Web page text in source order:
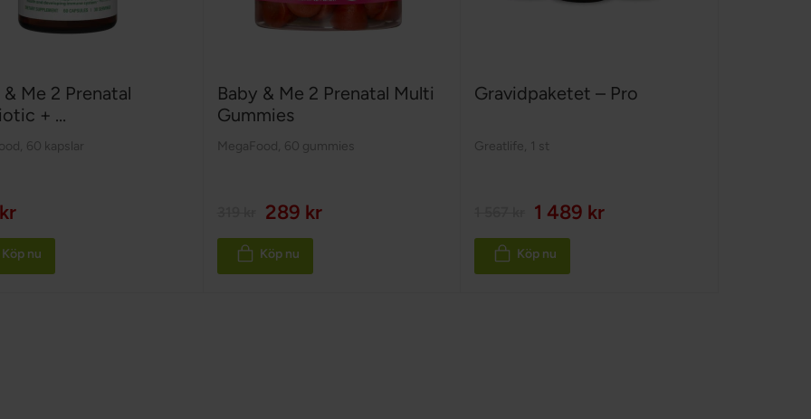
Me 2 Prenatal
+ ...
60 kapslar
Köp nu
Baby & Me 2 Prenatal Multi
Gummies
MegaFood 60 gummies
289 kr
Köp nu
Gravidpaketet – Pro
Greatlife 1 st
1 489 kr
Köp nu